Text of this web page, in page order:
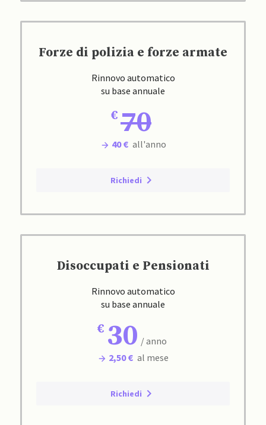
Forze di polizia e forze armate
Rinnovo automatico
su base annuale
70
40 € all'anno
Richiedi
Disoccupati e Pensionati
Rinnovo automatico
su base annuale
30 / anno
2,50 € al mese
Richiedi